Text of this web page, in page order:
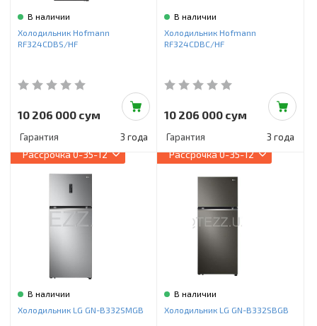
В наличии
Холодильник Hofmann
RF324CDBS/HF
10 206 000 сум
Гарантия 3 года
В наличии
Холодильник Hofmann
RF324CDBC/HF
10 206 000 сум
Гарантия 3 года
Рассрочка0-35-12
В наличии
Холодильник LG GN-B332SMGB
Рассрочка0-35-12
В наличии
Холодильник LG GN-B332SBGB